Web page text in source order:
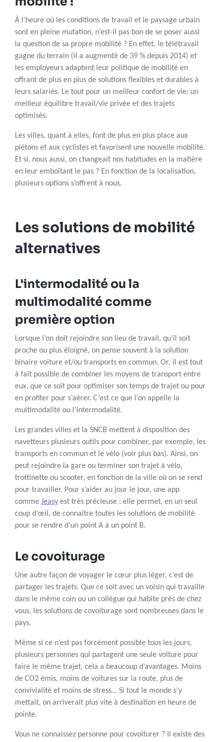
À l’heure où les conditions de travail et le paysage urbain
sont en pleine mutation, n’est-il pas bon de se poser aussi
la question de sa propre mobilité ? En effet, le télétravail
gagne du terrain (il a augmenté de 39 % depuis 2014) et
les employeurs adaptent leur politique de mobilité en
offrant de plus en plus de solutions flexibles et durables à
leurs salariés. Le tout pour un meilleur confort de vie: un
meilleur équilibre travail/vie privée et des trajets
optimisés.
Les villes, quant à elles, font de plus en plus place aux
piétons et aux cyclistes et favorisent une nouvelle mobilité.
Et si, nous aussi, on changeait nos habitudes en la matière
en leur emboîtant le pas ? En fonction de la localisation,
plusieurs options s’offrent à nous.
Les solutions de mobilité
alternatives
L'intermodalité ou la
multimodalité comme
première option
Lorsque l’on doit rejoindre son lieu de travail, qu’il soit
proche ou plus éloigné, on pense souvent à la solution
binaire voiture et/ou transports en commun. Or, il est tout
à fait possible de combiner les moyens de transport entre
eux, que ce soit pour optimiser son temps de trajet ou pour
en profiter pour s’aérer. C’est ce que l’on appelle la
multimodalité ou l’intermodalité.
Les grandes villes et la SNCB mettent à disposition des
navetteurs plusieurs outils pour combiner, par exemple, les
transports en commun et le vélo (voir plus bas). Ainsi, on
peut rejoindre la gare ou terminer son trajet à vélo,
trottinette ou scooter, en fonction de la ville où on se rend
pour travailler. Pour s’aider au jour le jour, une app
comme Jeasy est très précieuse : elle permet, en un seul
coup d’œil, de connaître toutes les solutions de mobilité
pour se rendre d’un point A à un point B.
Le covoiturage
Une autre façon de voyager le cœur plus léger, c’est de
partager les trajets. Que ce soit avec un voisin qui travaille
dans le même coin ou un collègue qui habite près de chez
vous, les solutions de covoiturage sont nombreuses dans le
pays.
Même si ce n’est pas forcément possible tous les jours,
plusieurs personnes qui partagent une seule voiture pour
faire le même trajet, cela a beaucoup d’avantages. Moins
de CO2 émis, moins de voitures sur la route, plus de
convivialité et moins de stress… Si tout le monde s’y
mettait, on arriverait plus vite à destination en heure de
pointe.
Vous ne connaissez personne pour covoiturer ? Il existe des